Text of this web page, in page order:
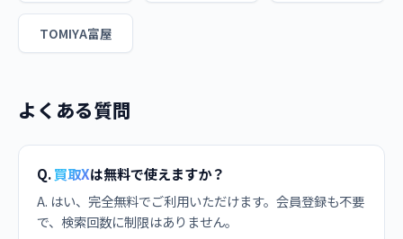
TOMIYA富屋
よくある質問
Q.買取Xは無料で使えますか？
A. はい、完全無料でご利用いただけます。会員登録も不要
で、検索回数に制限はありません。